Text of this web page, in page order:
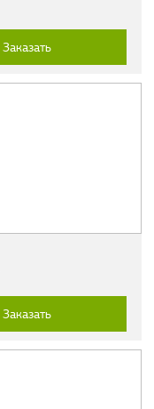
Заказать
Заказать